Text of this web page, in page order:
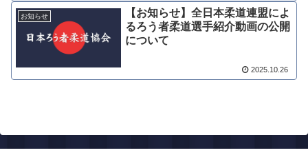
お知らせ
【お知らせ】全日本柔道連盟によ
るろう者柔道選手紹介動画の公開
について
2025.10.26